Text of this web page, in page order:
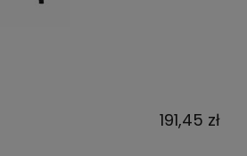
191,45 zł